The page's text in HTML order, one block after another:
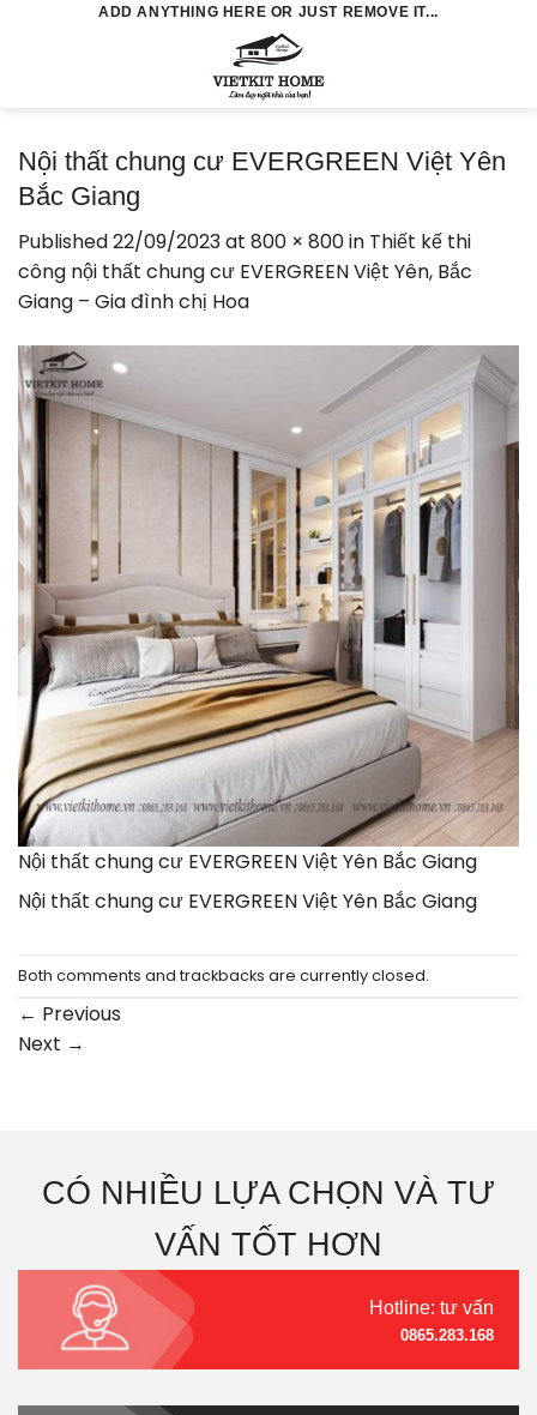
ADD ANYTHING HERE OR JUST REMOVE IT...
Nội thất chung cư EVERGREEN Việt Yên
Bắc Giang
Published22/09/2023at 800 × 800in Thiết kế thi
công nội thất chung cư EVERGREEN Việt Yên, Bắc
Giang – Gia đình chị Hoa
Nội thất chung cư EVERGREEN Việt Yên Bắc Giang
Nội thất chung cư EVERGREEN Việt Yên Bắc Giang
Both comments and trackbacks are currently closed.
← Previous
Next →
CÓ NHIỀU LỰA CHỌN VÀ TƯ
VẤN TỐT HƠN
Hotline: tư vấn
0865.283.168